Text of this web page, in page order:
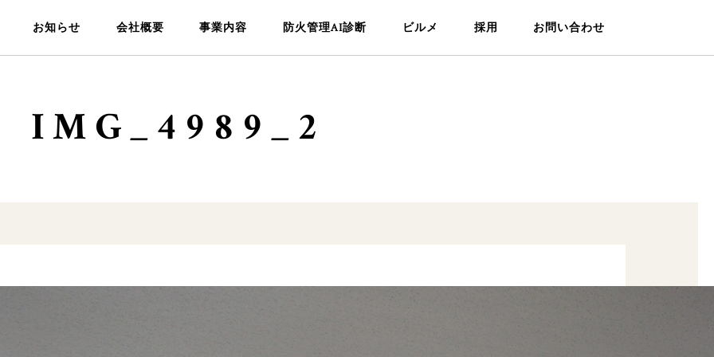
お知らせ 会社概要 事業内容 防火管理AI診断 ビルメ 採用 お問い合わせ
IMG_4989_2